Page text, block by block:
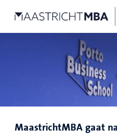
MaastrichtMBA gaat